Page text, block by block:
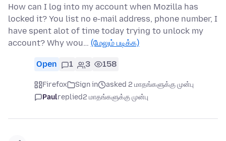
How can I log into my account when Mozilla has
locked it? You list no e-mail address, phone number, I
have spent alot of time today trying to unlock my
account? Why wou… (மேலும் படிக்க)
Open 1 3 158
Firefox Sign in
asked 2 மாதங்களுக்கு முன்பு
Paulreplied2 மாதங்களுக்கு முன்பு